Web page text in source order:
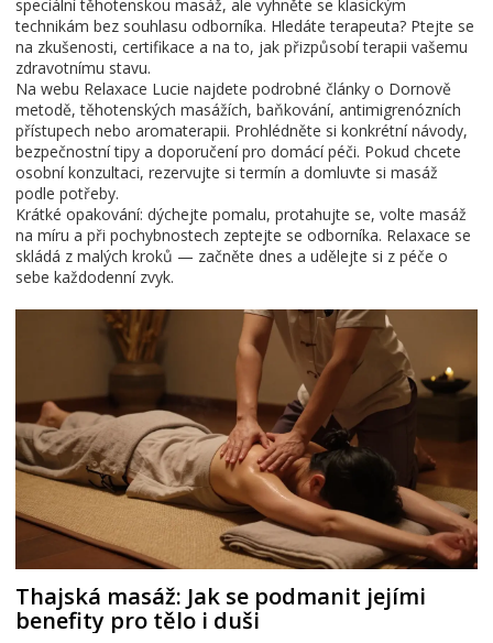
speciální těhotenskou masáž, ale vyhněte se klasickým
technikám bez souhlasu odborníka. Hledáte terapeuta? Ptejte se
na zkušenosti, certifikace a na to, jak přizpůsobí terapii vašemu
zdravotnímu stavu.
Na webu Relaxace Lucie najdete podrobné články o Dornově
metodě, těhotenských masážích, baňkování, antimigrenózních
přístupech nebo aromaterapii. Prohlédněte si konkrétní návody,
bezpečnostní tipy a doporučení pro domácí péči. Pokud chcete
osobní konzultaci, rezervujte si termín a domluvte si masáž
podle potřeby.
Krátké opakování: dýchejte pomalu, protahujte se, volte masáž
na míru a při pochybnostech zeptejte se odborníka. Relaxace se
skládá z malých kroků — začněte dnes a udělejte si z péče o
sebe každodenní zvyk.
Thajská masáž: Jak se podmanit jejími
benefity pro tělo i duši